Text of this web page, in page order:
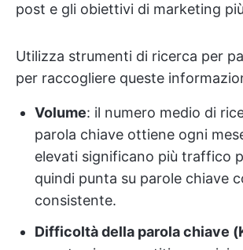
post e gli obiettivi di marketing
Utilizza strumenti di ricerca per
per raccogliere queste
Volume: il numero medio di
parola chiave ottiene ogni
elevati significano più traffico
quindi punta su parole chiave
consistente.
Difficoltà della parola chiave